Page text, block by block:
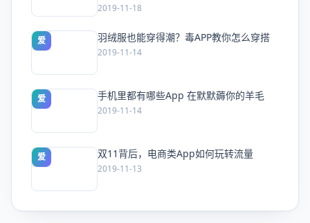
2019-11-18
爱 羽绒服也能穿得潮？毒APP教你怎么穿搭
2019-11-14
爱 手机里都有哪些App 在默默薅你的羊毛
2019-11-14
爱 双11背后，电商类App如何玩转流量
2019-11-13